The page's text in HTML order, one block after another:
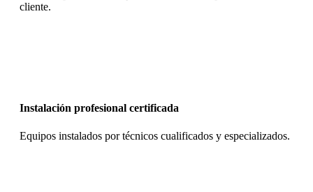
cliente.
Instalación profesional certificada
Equipos instalados por técnicos cualificados y especializados.